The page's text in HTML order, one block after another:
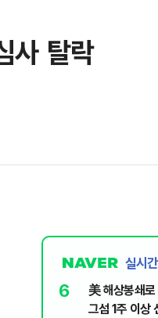
사 탈락
실시
6
美 해상봉쇄
그섬 1주 이상